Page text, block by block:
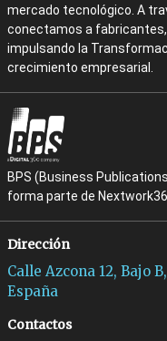
mercado tecnológico. A
conectamos a
impulsando la
crecimiento empresarial.
BPS (Business
forma parte de
Dirección
Calle Azcona 12, Bajo
España
Contactos